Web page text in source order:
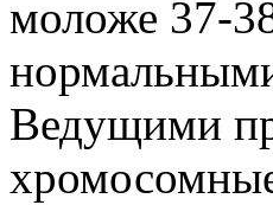
моложе 37-
Ведущими